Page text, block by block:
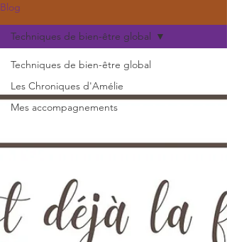
Blog
Techniques de bien-être global
Les Chroniques d'Amélie
Mes accompagnements
Techniques de bien-être global